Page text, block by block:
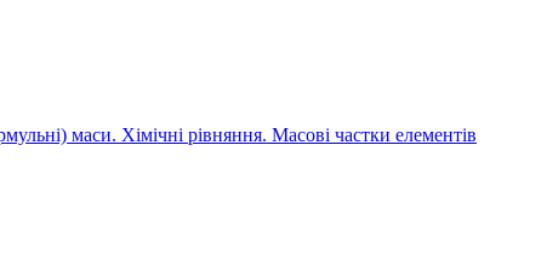
маси. Хімічні рівняння. Масові частки елементів